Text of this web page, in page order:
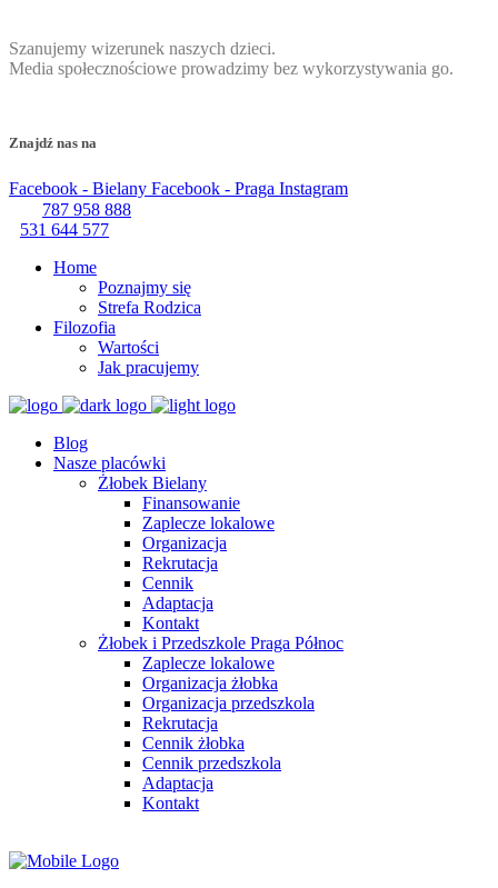
Szanujemy wizerunek naszych dzieci.
Media społecznościowe prowadzimy bez wykorzystywania go.
Znajdź nas na
Facebook - Bielany Facebook - Praga Instagram
787 958 888
531 644 577
Home
Poznajmy się
Strefa Rodzica
Filozofia
Wartości
Jak pracujemy
Blog
Nasze placówki
Żłobek Bielany
Finansowanie
Zaplecze lokalowe
Organizacja
Rekrutacja
Cennik
Adaptacja
Kontakt
Żłobek i Przedszkole Praga Północ
Zaplecze lokalowe
Organizacja żłobka
Organizacja przedszkola
Rekrutacja
Cennik żłobka
Cennik przedszkola
Adaptacja
Kontakt